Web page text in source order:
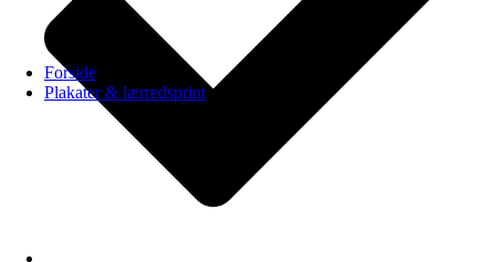
Forside
Plakater & lærredsprint